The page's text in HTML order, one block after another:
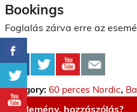
Bookings
Foglalás zárva erre az
Category: 60 perces Nordic,
Vélemény, hozzászólás?